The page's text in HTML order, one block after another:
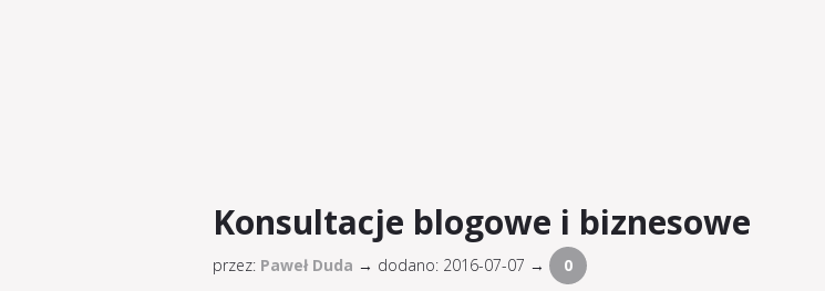
Konsultacje blogowe i biznesowe
przez: Paweł Duda → dodano: 2016-07-07 → 0